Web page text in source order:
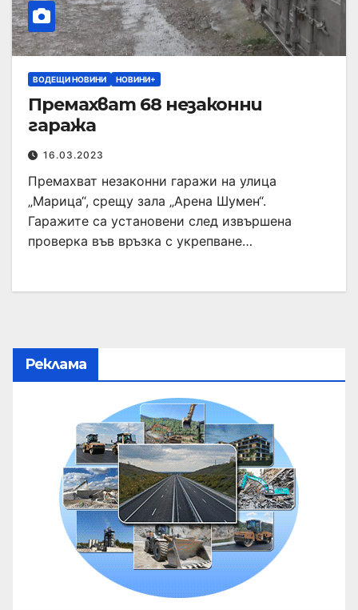
ВОДЕЩИ НОВИНИ НОВИНИ+
Премахват 68 незаконни
гаража
16.03.2023
Премахват незаконни гаражи на улица
„Марица“, срещу зала „Арена Шумен“.
Гаражите са установени след извършена
проверка във връзка с укрепване…
Реклама